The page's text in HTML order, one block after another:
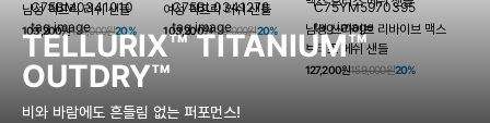
남성 픽프릭 러쉬 샌들
103,200원129,000원20%
여성 픽프릭 러쉬 샌들
103,200원129,000원20%
남성 쓰라이브 리바이브 맥스
브리즈 메쉬 샌들
127,200원159,000원20%
TELLURIX™ TITANIUM™
OUTDRY™
비와 바람에도 흔들림 없는 퍼포먼스!